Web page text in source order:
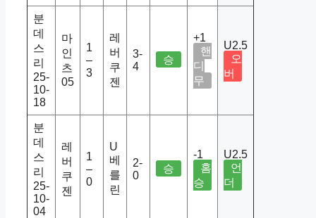
분
데
스
리
25-
10-
18
마
인
츠
05
1
–
3
레
버
쿠
젠
3-
4
승
+1
핸
디
무
U2.5
오
버
분
데
스
리
25-
10-
04
레
버
쿠
젠
1
–
0
U
베
를
린
2-
0
승
-1
홈
승
U2.5
언
더